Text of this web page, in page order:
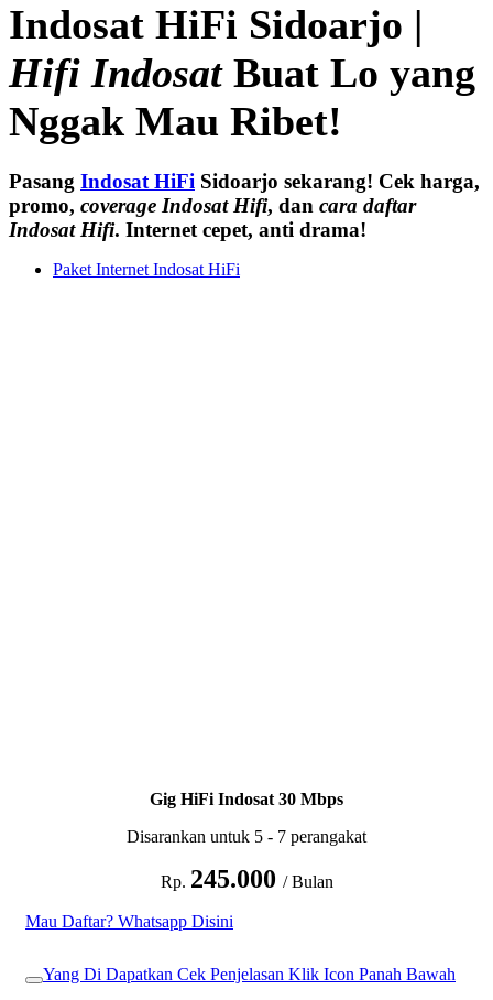
Indosat HiFi Sidoarjo |
Hifi IndosatBuat Lo yang
Nggak Mau Ribet!
Pasang Indosat HiFi Sidoarjo sekarang! Cek harga,
promo, coverage Indosat Hifi, dan cara daftar
Indosat Hifi. Internet cepet, anti drama!
Paket Internet Indosat HiFi
Gig HiFi Indosat 30 Mbps
Disarankan untuk 5 - 7 perangakat
Rp. 245.000 / Bulan
Mau Daftar? Whatsapp Disini
Yang Di Dapatkan Cek Penjelasan Klik Icon Panah Bawah